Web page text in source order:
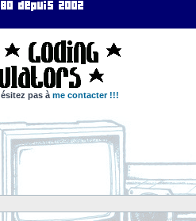
pas à me contacter !!!